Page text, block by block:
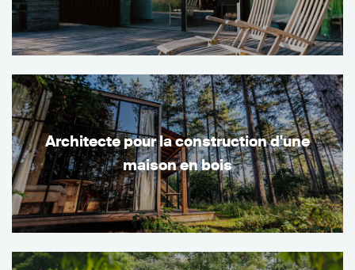
Architecte pour la construction d'une
maison en bois